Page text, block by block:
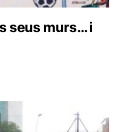
seus murs… i